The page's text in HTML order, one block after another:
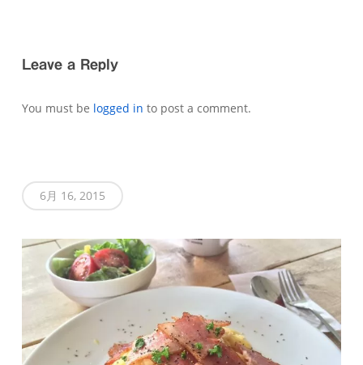
Leave a Reply
You must be logged in to post a comment.
6月 16, 2015